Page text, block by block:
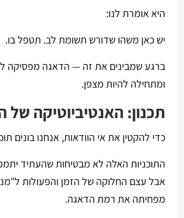
היא אומרת לנו:
יש כאן משהו שדורש תשומת לב. תטפל בו.
ברגע שמבינים את זה — הדאגה מפסיקה
ומתחילה להיות מצפן.
תכנון: האנטיביוטיקה של
כדי להקטין את אי הוודאות, אנחנו בונים
התוכניות האלה לא מבטיחות שהעתיד
אבל עצם החלוקה של הזמן והפעולות
מפחיתה את רמת הדאגה.